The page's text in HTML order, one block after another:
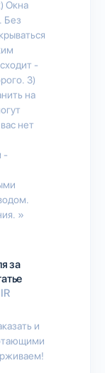
Окна
Без
-
3)
на
нет
-
»
за
и